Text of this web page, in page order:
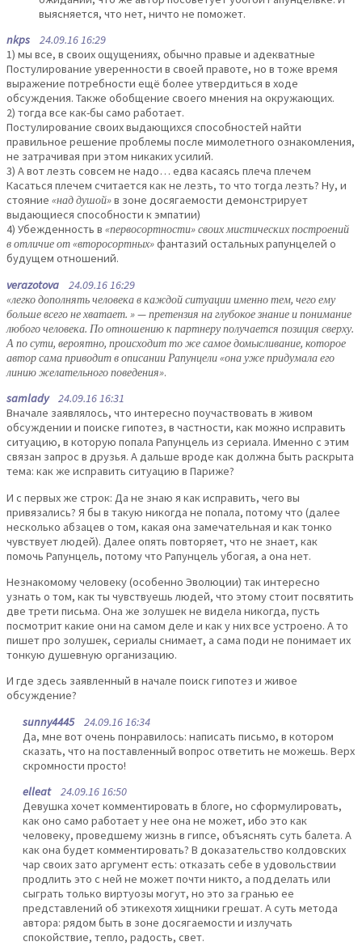
выясняется, что нет, ничто не поможет.
nkps 24.09.16 16:29
1) мы все, в своих ощущениях, обычно правые и адекватные
Постулирование уверенности в своей правоте, но в тоже время
выражение потребности ещё более утвердиться в ходе
обсуждения. Также обобщение своего мнения на окружающих.
2) тогда все как-бы само работает.
Постулирование своих выдающихся способностей найти
правильное решение проблемы после мимолетного ознакомления,
не затрачивая при этом никаких усилий.
3) А вот лезть совсем не надо… едва касаясь плеча плечем
Касаться плечем считается как не лезть, то что тогда лезть? Ну, и
стояние «над душой»в зоне досягаемости демонстрирует
выдающиеся способности к эмпатии)
4) Убежденность в «первосортности» своих мистических построений
в отличие от «второсортных»фантазий остальных рапунцелей о
будущем отношений.
verazotova 24.09.16 16:29
«легко дополнять человека в каждой ситуации именно тем, чего ему
больше всего не хватает. » — претензия на глубокое знание и понимание
любого человека. По отношению к партнеру получается позиция сверху.
А по сути, вероятно, происходит то же самое домысливание, которое
автор сама приводит в описании Рапунцели «она уже придумала его
линию желательного поведения».
samlady24.09.16 16:31
Вначале заявлялось, что интересно поучаствовать в живом
обсуждении и поиске гипотез, в частности, как можно исправить
ситуацию, в которую попала Рапунцель из сериала. Именно с этим
связан запрос в друзья. А дальше вроде как должна быть раскрыта
тема: как же исправить ситуацию в Париже?
И с первых же строк: Да не знаю я как исправить, чего вы
привязались? Я бы в такую никогда не попала, потому что (далее
несколько абзацев о том, какая она замечательная и как тонко
чувствует людей). Далее опять повторяет, что не знает, как
помочь Рапунцель, потому что Рапунцель убогая, а она нет.
Незнакомому человеку (особенно Эволюции) так интересно
узнать о том, как ты чувствуешь людей, что этому стоит посвятить
две трети письма. Она же золушек не видела никогда, пусть
посмотрит какие они на самом деле и как у них все устроено. А то
пишет про золушек, сериалы снимает, а сама поди не понимает их
тонкую душевную организацию.
И где здесь заявленный в начале поиск гипотез и живое
обсуждение?
sunny444524.09.16 16:34
Да, мне вот очень понравилось: написать письмо, в котором
сказать, что на поставленный вопрос ответить не можешь. Верх
скромности просто!
elleat24.09.16 16:50
Девушка хочет комментировать в блоге, но сформулировать,
как оно само работает у нее она не может, ибо это как
человеку, проведшему жизнь в гипсе, объяснять суть балета. А
как она будет комментировать? В доказательство колдовских
чар своих зато аргумент есть: отказать себе в удовольствии
продлить это с ней не может почти никто, а подделать или
сыграть только виртуозы могут, но это за гранью ее
представлений об этикехотя хищники грешат. А суть метода
автора: рядом быть в зоне досягаемости и излучать
спокойствие, тепло, радость, свет.